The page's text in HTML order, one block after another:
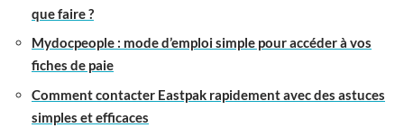
que faire ?
Mydocpeople : mode d’emploi simple pour accéder à vos
fiches de paie
Comment contacter Eastpak rapidement avec des astuces
simples et efficaces